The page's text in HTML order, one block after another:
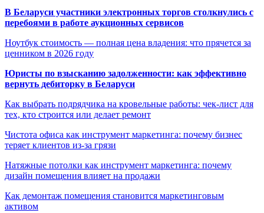
В Беларуси участники электронных торгов столкнулись с
перебоями в работе аукционных сервисов
Ноутбук стоимость — полная цена владения: что прячется за
ценником в 2026 году
Юристы по взысканию задолженности: как эффективно
вернуть дебиторку в Беларуси
Как выбрать подрядчика на кровельные работы: чек-лист для
тех, кто строится или делает ремонт
Чистота офиса как инструмент маркетинга: почему бизнес
теряет клиентов из-за грязи
Натяжные потолки как инструмент маркетинга: почему
дизайн помещения влияет на продажи
Как демонтаж помещения становится маркетинговым
активом